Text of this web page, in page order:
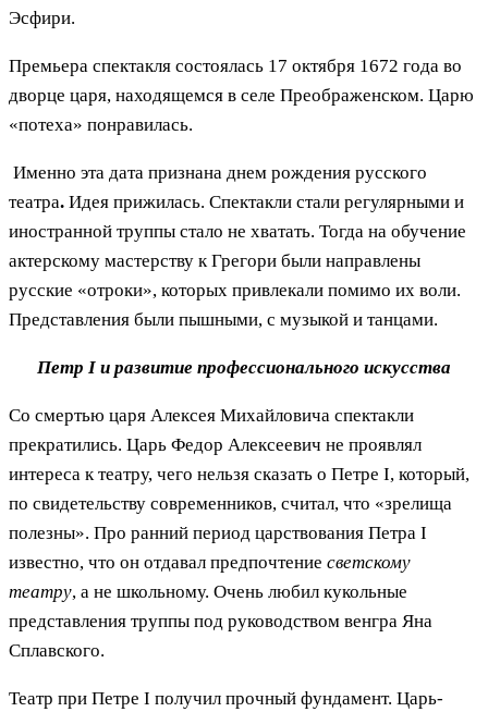
Эсфири.
Премьера спектакля состоялась 17 октября 1672 года во
дворце царя, находящемся в селе Преображенском. Царю
«потеха» понравилась.
Именно эта дата признана днем рождения русского
театра. Идея прижилась. Спектакли стали регулярными и
иностранной труппы стало не хватать. Тогда на обучение
актерскому мастерству к Грегори были направлены
русские «отроки», которых привлекали помимо их воли.
Представления были пышными, с музыкой и танцами.
Петр I и развитие профессионального искусства
Со смертью царя Алексея Михайловича спектакли
прекратились. Царь Федор Алексеевич не проявлял
интереса к театру, чего нельзя сказать о Петре I, который,
по свидетельству современников, считал, что «зрелища
полезны». Про ранний период царствования Петра I
известно, что он отдавал предпочтение светскому
театру, а не школьному. Очень любил кукольные
представления труппы под руководством венгра Яна
Сплавского.
Театр при Петре I получил прочный фундамент. Царь-